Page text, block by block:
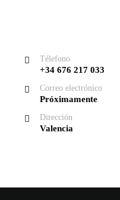
Télefono
+34 676 217 033
Correo electrónico
Próximamente
Dirección
Valencia